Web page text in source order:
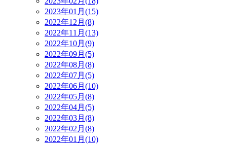
2023年01月(15)
2022年12月(8)
2022年11月(13)
2022年10月(9)
2022年09月(5)
2022年08月(8)
2022年07月(5)
2022年06月(10)
2022年05月(8)
2022年04月(5)
2022年03月(8)
2022年02月(8)
2022年01月(10)